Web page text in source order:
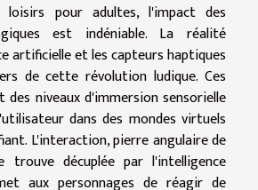
loisirs pour adultes, l'impact des
est indéniable. La réalité
artificielle et les capteurs haptiques
de cette révolution ludique. Ces
niveaux d'immersion sensorielle
dans des mondes virtuels
L'interaction, pierre angulaire de
trouve décuplée par l'intelligence
aux personnages de réagir de